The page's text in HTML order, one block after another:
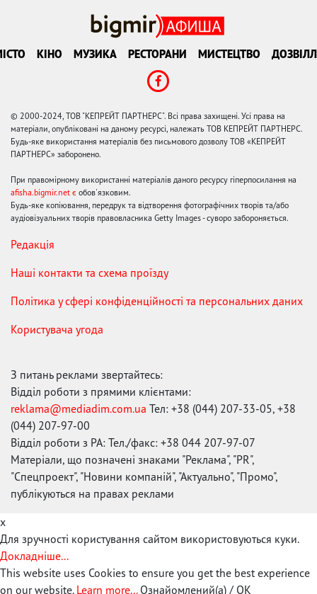
КІНО МУЗИКА РЕСТОРАНИ МИСТЕЦТВО
© 2000-2024, ТОВ "КЕПРЕЙТ ПАРТНЕРС". Всі права захищені. Усі права на
матеріали, опубліковані на даному ресурсі, належать ТОВ КЕПРЕЙТ ПАРТНЕРС.
Будь-яке використання матеріалів без письмового дозволу ТОВ «КЕПРЕЙТ
ПАРТНЕРС» заборонено.
При правомірному використанні матеріалів даного ресурсу гіперпосилання на
afisha.bigmir.net є обов'язковим.
Будь-яке копіювання, передрук та відтворення фотографічних творів та/або
аудіовізуальних творів правовласника Getty Images - суворо забороняється.
Редакція
Наші контакти та схема проїзду
Політика у сфері конфіденційності та персональних даних
Користувача угода
З питань реклами звертайтесь:
Відділ роботи з прямими клієнтами:
reklama@mediadim.com.ua Тел: +38 (044) 207-33-05, +38
(044) 207-97-00
Відділ роботи з РА: Тел./факс: +38 044 207-97-07
Матеріали, що позначені знаками "Реклама", "PR",
"Спецпроект", "Новини компаній", "Актуально", "Промо",
публікуються на правах реклами
x
Для зручності користування сайтом використовуються куки.
Докладніше...
This website uses Cookies to ensure you get the best experience
on our website. Learn more... Ознайомлений(а) / OK